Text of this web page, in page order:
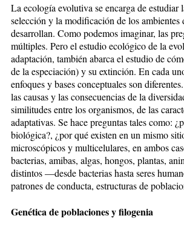
La ecología evolutiva se encarga de estudiar
selección y la modificación de los ambientes
desarrollan. Como podemos imaginar, las
múltiples. Pero el estudio ecológico de la
adaptación, también abarca el estudio de
de la especiación) y su extinción. En cada
enfoques y bases conceptuales son
las causas y las consecuencias de la
similitudes entre los organismos, de las
adaptativas. Se hace preguntas tales como:
biológica?, ¿por qué existen en un mismo
microscópicos y multicelulares, en ambos
bacterias, amibas, algas, hongos, plantas,
distintos —desde bacterias hasta seres
patrones de conducta, estructuras de
Genética de poblaciones y filogenia